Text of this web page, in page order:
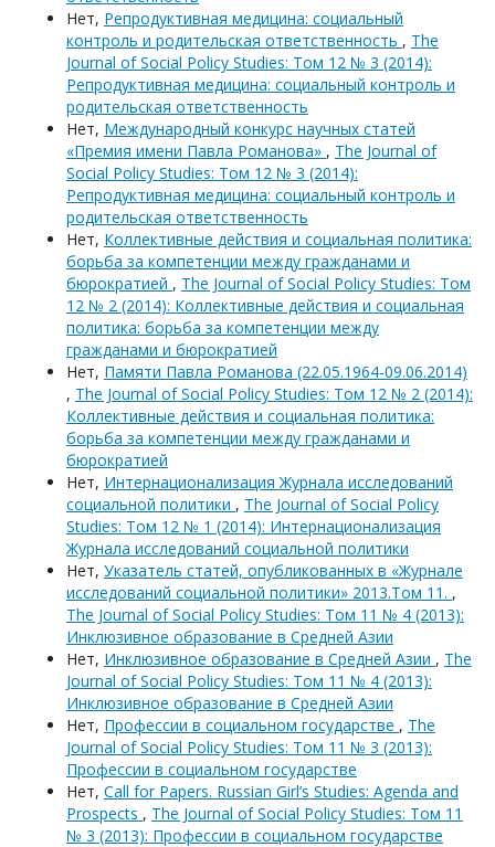
Нет, Репродуктивная медицина: социальный
контроль и родительская ответственность , The
Journal of Social Policy Studies: Том 12 № 3 (2014):
Репродуктивная медицина: социальный контроль и
родительская ответственность
Нет, Международный конкурс научных статей
«Премия имени Павла Романова» , The Journal of
Social Policy Studies: Том 12 № 3 (2014):
Репродуктивная медицина: социальный контроль и
родительская ответственность
Нет, Коллективные действия и социальная политика:
борьба за компетенции между гражданами и
бюрократией , The Journal of Social Policy Studies: Том
12 № 2 (2014): Коллективные действия и социальная
политика: борьба за компетенции между
гражданами и бюрократией
Нет, Памяти Павла Романова (22.05.1964-09.06.2014)
, The Journal of Social Policy Studies: Том 12 № 2 (2014):
Коллективные действия и социальная политика:
борьба за компетенции между гражданами и
бюрократией
Нет, Интернационализация Журнала исследований
социальной политики , The Journal of Social Policy
Studies: Том 12 № 1 (2014): Интернационализация
Журнала исследований социальной политики
Нет, Указатель статей, опубликованных в «Журнале
исследований социальной политики» 2013.Том 11. ,
The Journal of Social Policy Studies: Том 11 № 4 (2013):
Инклюзивное образование в Средней Азии
Нет, Инклюзивное образование в Средней Азии , The
Journal of Social Policy Studies: Том 11 № 4 (2013):
Инклюзивное образование в Средней Азии
Нет, Профессии в социальном государстве , The
Journal of Social Policy Studies: Том 11 № 3 (2013):
Профессии в социальном государстве
Нет, Call for Papers. Russian Girl’s Studies: Agenda and
Prospects , The Journal of Social Policy Studies: Том 11
№ 3 (2013): Профессии в социальном государстве